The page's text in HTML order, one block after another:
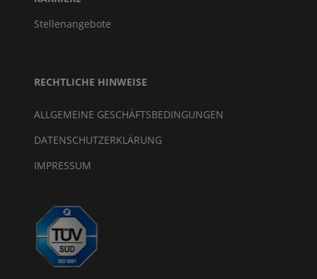
Stellenangebote
RECHTLICHE HINWEISE
ALLGEMEINE GESCHÄFTSBEDINGUNGEN
DATENSCHUTZERKLÄRUNG
IMPRESSUM